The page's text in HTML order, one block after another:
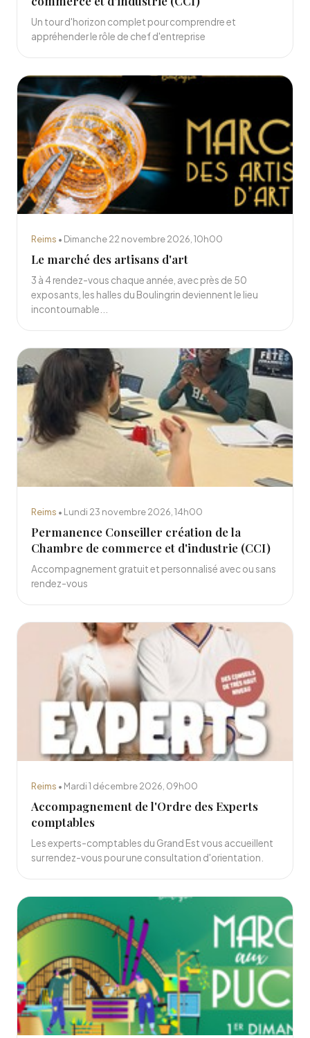
Un tour d'horizon complet pour comprendre et
appréhender le rôle de chef d'entreprise
Reims • Dimanche 22 novembre 2026, 10h00
Le marché des artisans d'art
3 à 4 rendez-vous chaque année, avec près de 50
exposants, les halles du Boulingrin deviennent le lieu
incontournable...
Reims • Lundi 23 novembre 2026, 14h00
Permanence Conseiller création de la
Chambre de commerce et d'industrie (CCI)
Accompagnement gratuit et personnalisé avec ou sans
rendez-vous
Reims • Mardi 1 décembre 2026, 09h00
Accompagnement de l'Ordre des Experts
comptables
Les experts-comptables du Grand Est vous accueillent
sur rendez-vous pour une consultation d'orientation.